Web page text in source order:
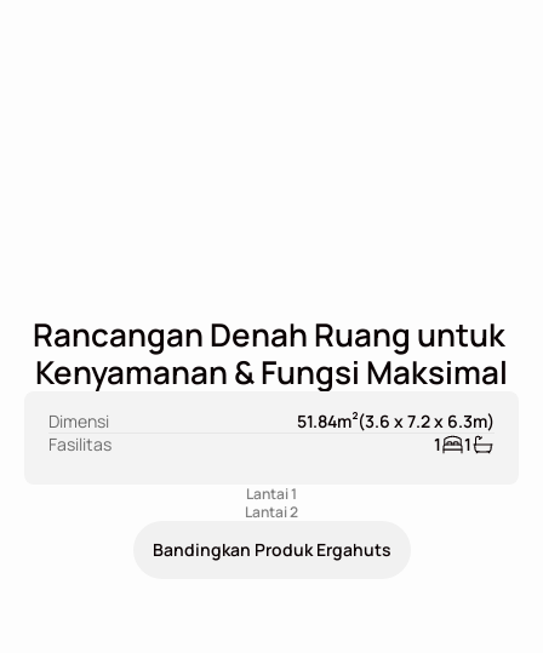
Rancangan Denah Ruang untuk
Kenyamanan & Fungsi Maksimal
Dimensi 51.84m2(3.6 x 7.2 x 6.3m)
Fasilitas
1 1
Lantai 1
Lantai 2
Bandingkan Produk Ergahuts